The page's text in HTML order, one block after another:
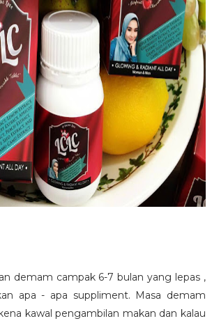
demam campak 6-7 bulan yang lepas ,
apa - apa suppliment. Masa demam
kawal pengambilan makan dan kalau